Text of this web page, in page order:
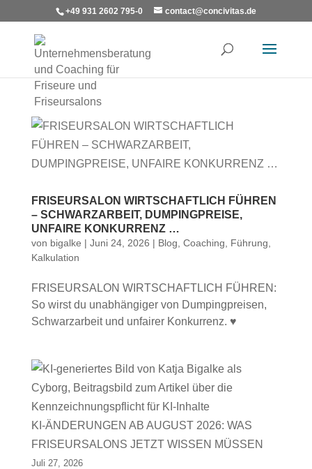
+49 931 2602 795-0 contact@concivitas.de
FRISEURSALON WIRTSCHAFTLICH FÜHREN
– SCHWARZARBEIT, DUMPINGPREISE,
UNFAIRE KONKURRENZ …
von bigalke | Juni 24, 2026 | Blog Coaching Führung
Kalkulation
FRISEURSALON WIRTSCHAFTLICH FÜHREN:
So wirst du unabhängiger von Dumpingpreisen,
Schwarzarbeit und unfairer Konkurrenz. ♥
KI-ÄNDERUNGEN AB AUGUST 2026: WAS
FRISEURSALONS JETZT WISSEN MÜSSEN
Juli 27, 2026